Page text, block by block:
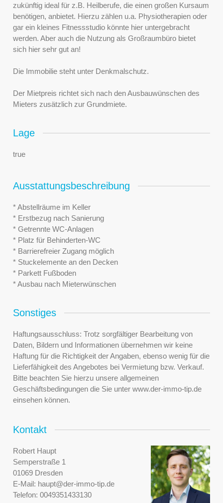
zukünftig ideal für z.B. Heilberufe, die einen großen Kursaum
benötigen, anbietet. Hierzu zählen u.a. Physiotherapien oder
gar ein kleines Fitnessstudio könnte hier untergebracht
werden. Aber auch die Nutzung als Großraumbüro bietet
sich hier sehr gut an!
Die Immobilie steht unter Denkmalschutz.
Der Mietpreis richtet sich nach den Ausbauwünschen des
Mieters zusätzlich zur Grundmiete.
Lage
true
Ausstattungsbeschreibung
* Abstellräume im Keller
* Erstbezug nach Sanierung
* Getrennte WC-Anlagen
* Platz für Behinderten-WC
* Barrierefreier Zugang möglich
* Stuckelemente an den Decken
* Parkett Fußboden
* Ausbau nach Mieterwünschen
Sonstiges
Haftungsausschluss: Trotz sorgfältiger Bearbeitung von
Daten, Bildern und Informationen übernehmen wir keine
Haftung für die Richtigkeit der Angaben, ebenso wenig für die
Lieferfähigkeit des Angebotes bei Vermietung bzw. Verkauf.
Bitte beachten Sie hierzu unsere allgemeinen
Geschäftsbedingungen die Sie unter www.der-immo-tip.de
einsehen können.
Kontakt
Robert Haupt
Semperstraße 1
01069 Dresden
E-Mail: haupt@der-immo-tip.de
Telefon: 0049351433130